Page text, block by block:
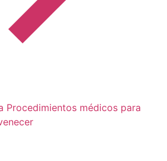
Procedimientos médicos para